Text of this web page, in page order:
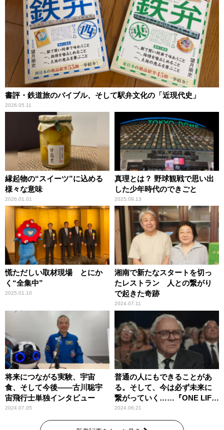
書評・鉄道旅のバイブル、そして駅弁文化の「近現代史」
2026.05.11
縁起物の“スイーツ”に込める
様々な意味
2026.01.01
真理とは？ 野球観戦で思い出
した少年時代のできごと
2025.09.13
慌ただしい取材現場 とにか
く“全集中”
2025.01.10
湘南で新たなスタートを切っ
たレストラン 人との繋がり
で起きた奇跡
2024.07.11
将来につながる実験、宇宙
食、そして今後――古川聡宇
宙飛行士単独インタビュー
2024.07.05
普通の人にもできることがあ
る。そして、今は必ず未来に
繋がっていく……『ONE LIFE
奇跡が繋いだ6000の命』
2024.06.21